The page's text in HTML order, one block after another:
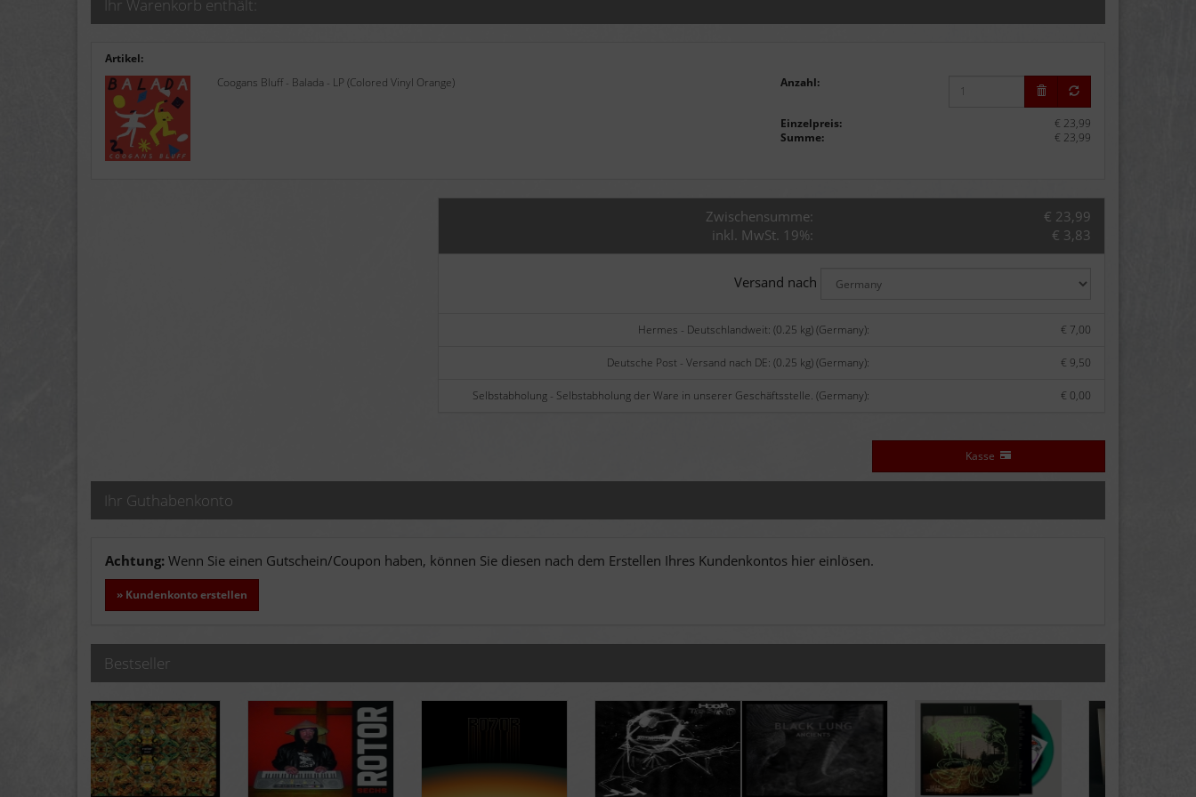
Ihr Warenkorb enthält:
Artikel:
Coogans Bluff - Balada - LP (Colored Vinyl Orange)
Anzahl:
Einzelpreis:
€ 23,99
Summe:
€ 23,99
Zwischensumme:
€ 23,99
inkl. MwSt. 19%:
€ 3,83
Versand nach
Hermes - Deutschlandweit: (0.25 kg) (Germany): € 7,00
Deutsche Post - Versand nach DE: (0.25 kg) (Germany): € 9,50
Selbstabholung - Selbstabholung der Ware in unserer Geschäftsstelle. (Germany): € 0,00
Kasse
Ihr Guthabenkonto
Achtung: Wenn Sie einen Gutschein/Coupon haben, können Sie diesen nach dem Erstellen Ihres Kundenkontos hier einlösen.
» Kundenkonto erstellen
Bestseller